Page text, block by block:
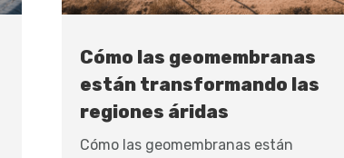
Cómo las geomembranas
están transformando las
regiones áridas
Cómo las geomembranas están